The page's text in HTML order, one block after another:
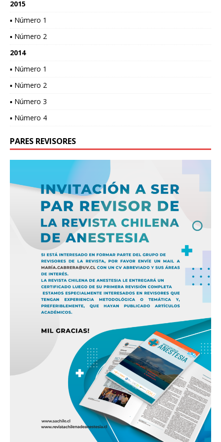
2015
▪ Número 1
▪ Número 2
2014
▪ Número 1
▪ Número 2
▪ Número 3
▪ Número 4
PARES REVISORES